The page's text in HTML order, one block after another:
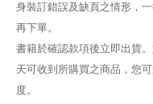
身裝訂錯誤及缺頁之情形，
再下單。
書籍於確認款項後立即出貨
天可收到所購買之商品，您
度。